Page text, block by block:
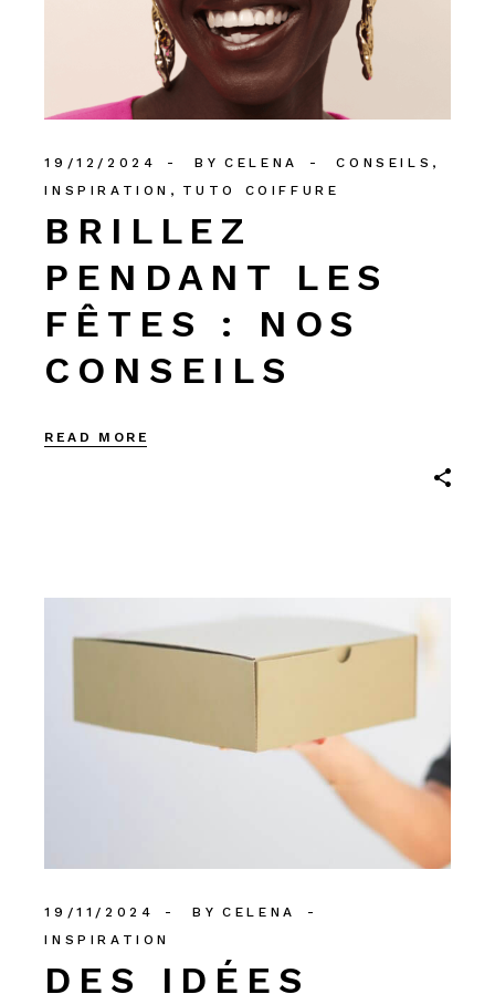
19/12/2024 BY CELENA
CONSEILS
INSPIRATION
TUTO COIFFURE
BRILLEZ
PENDANT LES
FÊTES : NOS
CONSEILS
READ MORE
19/11/2024 BY CELENA
INSPIRATION
DES IDÉES